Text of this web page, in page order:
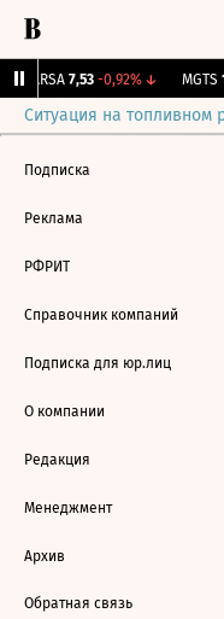
ARSA 7,53 -0,92%↓ MGTS
Ситуация на топливном
Подписка
Реклама
РФРИТ
Справочник компаний
Подписка для юр.лиц
О компании
Редакция
Менеджмент
Архив
Обратная связь